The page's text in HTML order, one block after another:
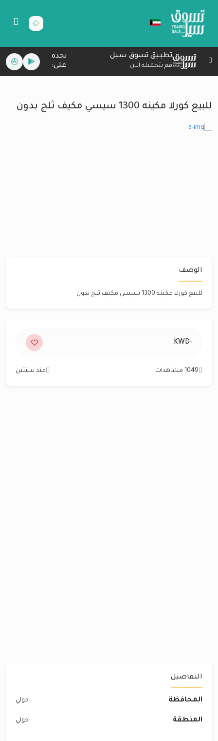
تطبيق تسوق سيل
قم بتحميله الان
تجده
على:
للبيع كورلا مكينه 1300 سيسي مكيف ثلج بدون
الوصف
للبيع كورلا مكينه 1300 سيسي مكيف ثلج بدون
٠KWD
1049 مشاهدات منذ سنتين
التفاصيل
المحافظة حولي
المنطقة حولي